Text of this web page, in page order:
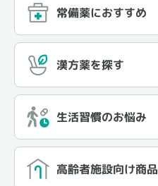
常備薬におすすめ
漢方薬を探す
生活習慣のお悩み
高齢者施設向け商品